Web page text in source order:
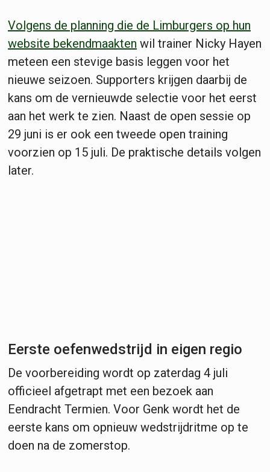
Volgens de planning die de Limburgers op hun
website bekendmaakten wil trainer Nicky Hayen
meteen een stevige basis leggen voor het
nieuwe seizoen. Supporters krijgen daarbij de
kans om de vernieuwde selectie voor het eerst
aan het werk te zien. Naast de open sessie op
29 juni is er ook een tweede open training
voorzien op 15 juli. De praktische details volgen
later.
Eerste oefenwedstrijd in eigen regio
De voorbereiding wordt op zaterdag 4 juli
officieel afgetrapt met een bezoek aan
Eendracht Termien. Voor Genk wordt het de
eerste kans om opnieuw wedstrijdritme op te
doen na de zomerstop.